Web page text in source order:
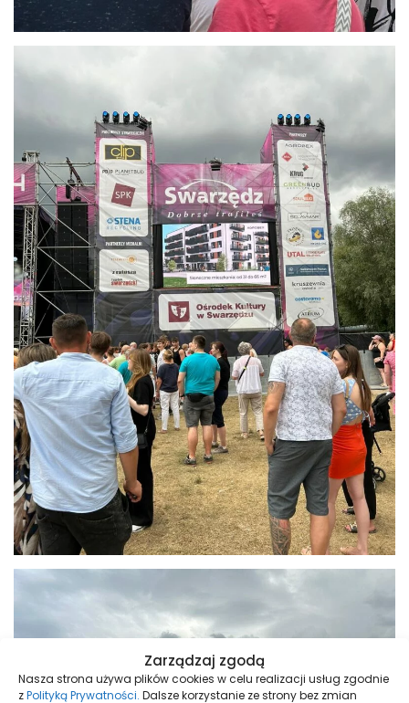
Zarządzaj zgodą
Nasza strona używa plików cookies w celu realizacji usług zgodnie
zPolityką Prywatności. Dalsze korzystanie ze strony bez zmian